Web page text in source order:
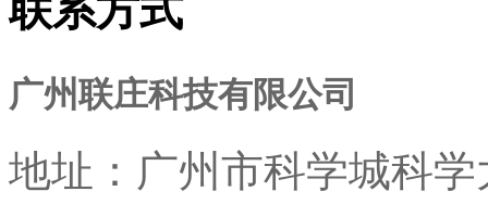
联系方式
广州联庄科技有限公司
地址： 广州市科学城科